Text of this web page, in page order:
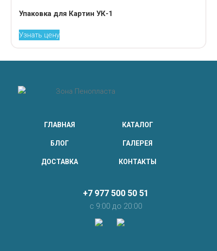
Упаковка для Картин УК-1
Узнать цену
ГЛАВНАЯ КАТАЛОГ
БЛОГ ГАЛЕРЕЯ
ДОСТАВКА КОНТАКТЫ
+7 977 500 50 51
с 9:00 до 20:00